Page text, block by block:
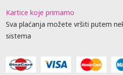
Kartice koje primamo
Sva plaćanja možete vršiti putem
sistema